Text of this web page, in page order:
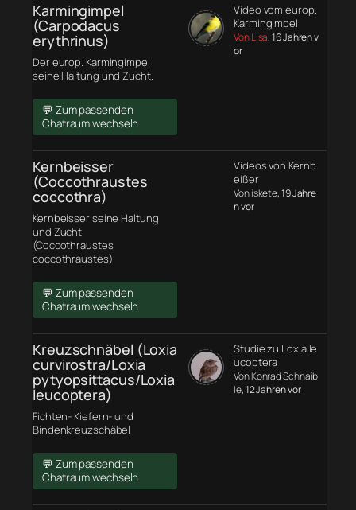
Karmingimpel
(Carpodacus
erythrinus)
Der europ. Karmingimpel
seine Haltung und Zucht.
💬 Zum passenden
Chatraum wechseln
Video vom europ.
Karmingimpel
Von Lisa, 16 Jahren v
or
Kernbeisser
(Coccothraustes
coccothra)
Kernbeisser seine Haltung
und Zucht
(Coccothraustes
coccothraustes)
💬 Zum passenden
Chatraum wechseln
Videos von Kernb
eißer
Von iskete, 19 Jahre
n vor
Kreuzschnäbel (Loxia
curvirostra/Loxia
pytyopsittacus/Loxia
leucoptera)
Fichten- Kiefern- und
Bindenkreuzschäbel
💬 Zum passenden
Chatraum wechseln
Studie zu Loxia le
ucoptera
Von Konrad Schnaib
le, 12 Jahren vor